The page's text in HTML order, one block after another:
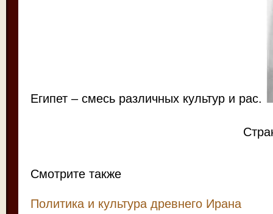
Египет – смесь различных культур и рас.
Смотрите также
Политика и культура древнего Ирана